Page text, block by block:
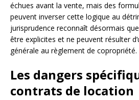
échues avant la vente, mais des
peuvent inverser cette logique au
jurisprudence reconnaît désormais
être explicites et ne peuvent résulter
générale au règlement de copropriété.
Les dangers
contrats de location